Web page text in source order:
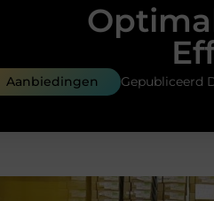
Aanbiedingen Gepubliceerd